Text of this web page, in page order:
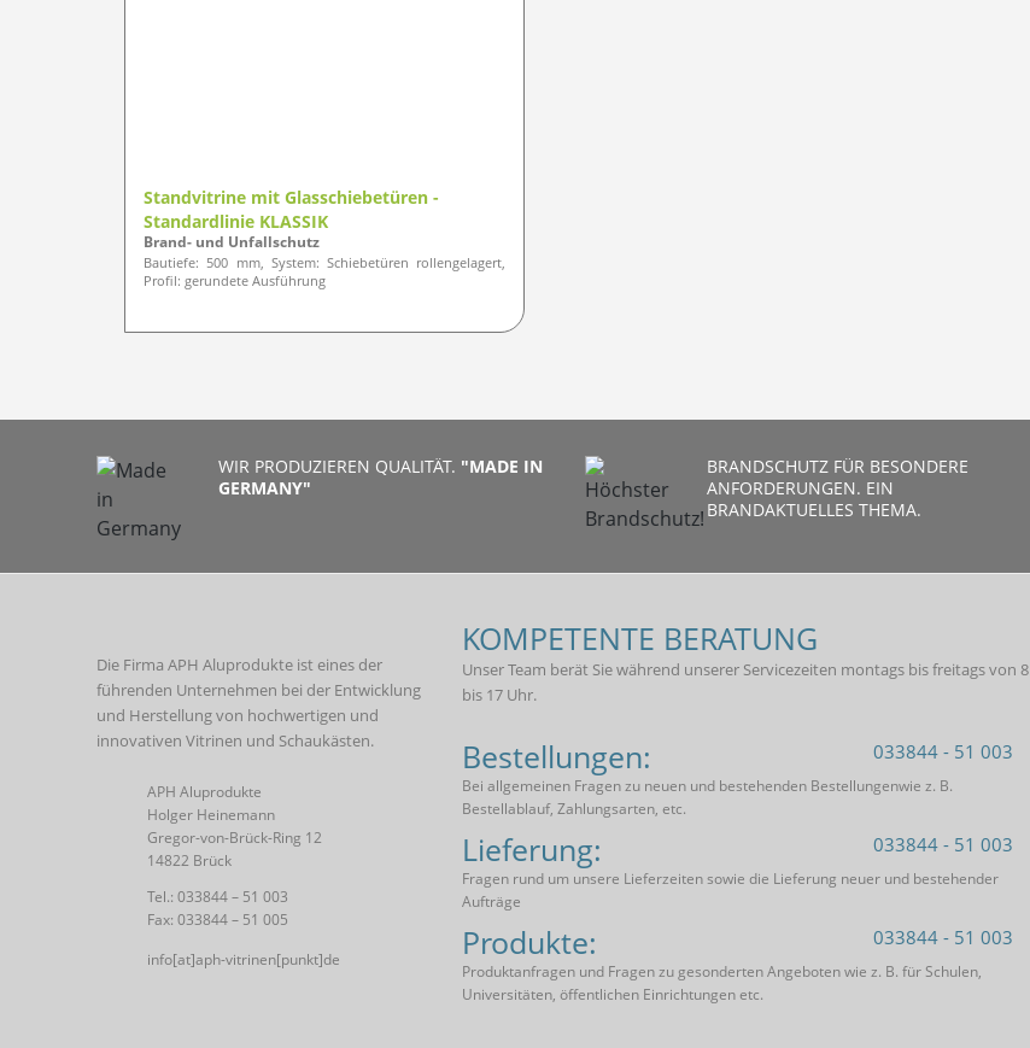
Standvitrine mit Glasschiebetüren -
Standardlinie KLASSIK
Brand- und Unfallschutz
Bautiefe: 500 mm, System: Schiebetüren rollengelagert,
Profil: gerundete Ausführung
WIR PRODUZIEREN QUALITÄT. "MADE IN
GERMANY"
BRANDSCHUTZ FÜR BESONDERE
ANFORDERUNGEN. EIN
BRANDAKTUELLES THEMA.
Die Firma APH Aluprodukte ist eines der
führenden Unternehmen bei der Entwicklung
und Herstellung von hochwertigen und
innovativen Vitrinen und Schaukästen.
APH Aluprodukte
Holger Heinemann
Gregor-von-Brück-Ring 12
14822 Brück
Tel.: 033844 – 51 003
Fax: 033844 – 51 005
info[at]aph-vitrinen[punkt]de
KOMPETENTE BERATUNG
Unser Team berät Sie während unserer Servicezeiten montags bis freitags von 8
bis 17 Uhr.
Bestellungen: 033844 - 51 003
Bei allgemeinen Fragen zu neuen und bestehenden Bestellungenwie z. B.
Bestellablauf, Zahlungsarten, etc.
Lieferung: 033844 - 51 003
Fragen rund um unsere Lieferzeiten sowie die Lieferung neuer und bestehender
Aufträge
Produkte: 033844 - 51 003
Produktanfragen und Fragen zu gesonderten Angeboten wie z. B. für Schulen,
Universitäten, öffentlichen Einrichtungen etc.